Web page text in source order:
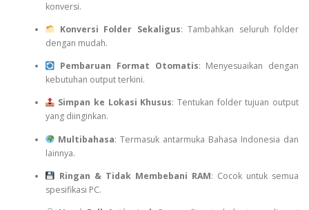
konversi.
Konversi Folder Sekaligus: Tambahkan seluruh folder
dengan mudah.
Pembaruan Format Otomatis: Menyesuaikan dengan
kebutuhan output terkini.
Simpan ke Lokasi Khusus: Tentukan folder tujuan output
yang diinginkan.
Multibahasa: Termasuk antarmuka Bahasa Indonesia dan
lainnya.
Ringan & Tidak Membebani RAM: Cocok untuk semua
spesifikasi PC.